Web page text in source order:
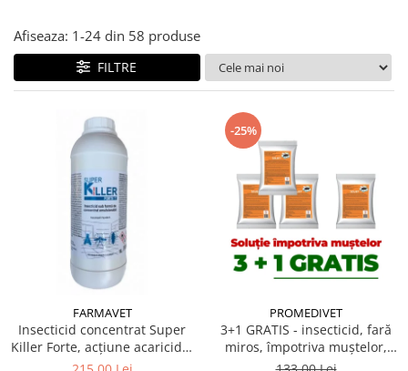
Afiseaza: 1-24 din 58 produse
FILTRE
FARMAVET
Insecticid concentrat Super
Killer Forte, acțiune acaricidă,
flacon 1L
-25%
PROMEDIVET
3+1 GRATIS - insecticid, fară
miros, împotriva muștelor,
Sojet 10 gr